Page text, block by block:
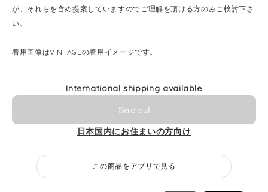
が、それらを含め提案していますのでご理解を頂ける方のみご検討下さ
い。
着用画像はVINTAGEの着用イメージです。
International shipping available
Sold out
日本国内にお住まいの方向け
この商品をアプリで見る